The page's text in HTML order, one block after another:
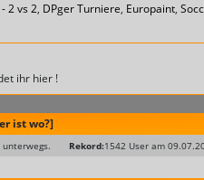
2 vs 2, DPger Turniere, Europaint,
ihr hier !
ist wo?]
Rekord:1542 User am